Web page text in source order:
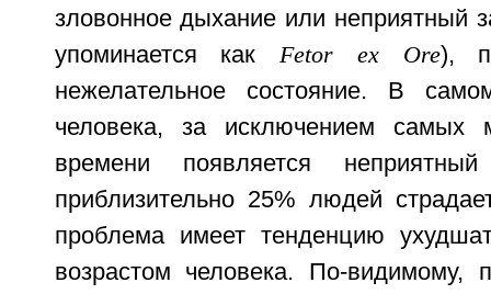
зловонное дыхание или неприятный
упоминается какFetor ex Ore),
нежелательное состояние. В
человека, за исключением самых
времени появляется
приблизительно 25% людей
проблема имеет тенденцию
возрастом человека. По-видимому,